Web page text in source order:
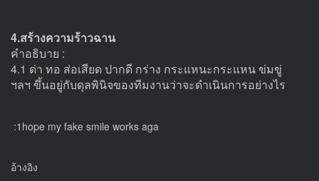
4.สร้างความร้าวฉาน
คำอธิบาย :
4.1 ด่า ทอ ส่อเสียด ปากดี กร่าง กระแหนะกระแหน ข่มขู่
ฯลฯ ขึ้นอยู่กับดุลพินิจของทีมงานว่าจะดำเนินการอย่างไร
:1hope my fake smile works aga
อ้างอิง